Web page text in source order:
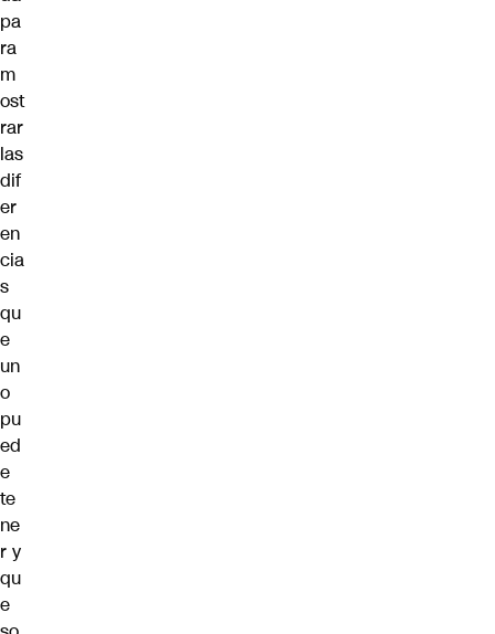
pa
ra
m
ost
rar
las
dif
er
en
cia
s
qu
e
un
o
pu
ed
e
te
ne
r y
qu
e